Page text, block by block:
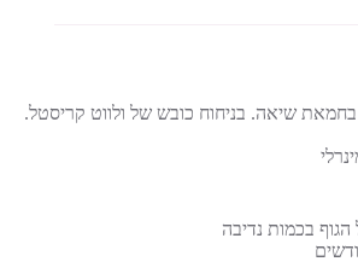
שיאה. בניחוח כובש של ולווט קריסטל.
בכמות נדיבה